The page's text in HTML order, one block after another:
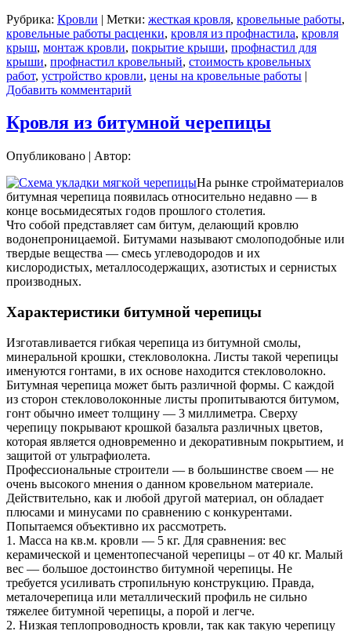
Рубрика: Кровли | Метки: жесткая кровля, кровельные работы,
кровельные работы расценки, кровля из профнастила, кровля
крыш, монтаж кровли, покрытие крыши, профнастил для
крыши, профнастил кровельный, стоимость кровельных
работ, устройство кровли, цены на кровельные работы |
Добавить комментарий
Кровля из битумной черепицы
Опубликовано | Автор:
На рынке стройматериалов
битумная черепица появилась относительно недавно — в
конце восьмидесятых годов прошлого столетия.
Что собой представляет сам битум, делающий кровлю
водонепроницаемой. Битумами называют смолоподобные или
твердые вещества — смесь углеводородов и их
кислородистых, металлосодержащих, азотистых и сернистых
производных.
Характеристики битумной черепицы
Изготавливается гибкая черепица из битумной смолы,
минеральной крошки, стекловолокна. Листы такой черепицы
именуются гонтами, в их основе находится стекловолокно.
Битумная черепица может быть различной формы. С каждой
из сторон стекловолоконные листы пропитываются битумом,
гонт обычно имеет толщину — 3 миллиметра. Сверху
черепицу покрывают крошкой базальта различных цветов,
которая является одновременно и декоративным покрытием, и
защитой от ультрафиолета.
Профессиональные строители — в большинстве своем — не
очень высокого мнения о данном кровельном материале.
Действительно, как и любой другой материал, он обладает
плюсами и минусами по сравнению с конкурентами.
Попытаемся объективно их рассмотреть.
1. Масса на кв.м. кровли — 5 кг. Для сравнения: вес
керамической и цементопесчаной черепицы – от 40 кг. Малый
вес — большое достоинство битумной черепицы. Не
требуется усиливать стропильную конструкцию. Правда,
металочерепица или металлический профиль не сильно
тяжелее битумной черепицы, а порой и легче.
2. Низкая теплопроводность кровли, так как такую черепицу